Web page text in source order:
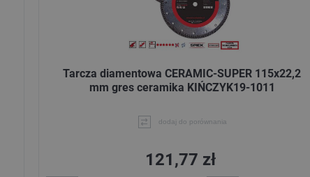
Tarcza diamentowa CERAMIC-SUPER 115x22,2
mm gres ceramika KIŃCZYK19-1011
dodaj do porównania
121,77 zł